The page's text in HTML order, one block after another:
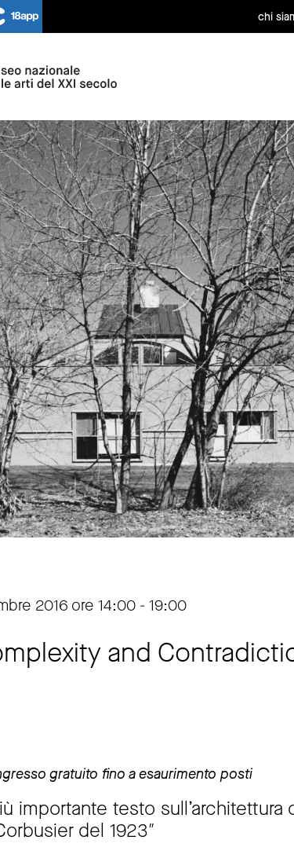
chi
2016 ore 14:00 - 19:00
and
gratuito fino a esaurimento posti
importante testo sull’architettura
del 1923″